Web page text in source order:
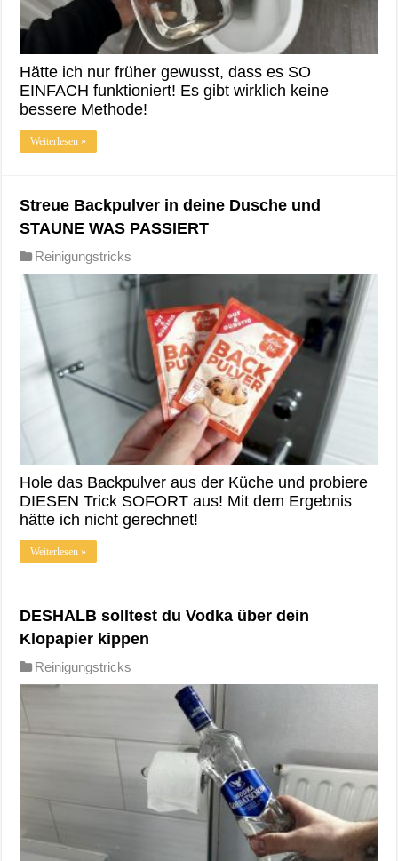
Hätte ich nur früher gewusst, dass es SO
EINFACH funktioniert! Es gibt wirklich keine
bessere Methode!
Weiterlesen »
Streue Backpulver in deine Dusche und
STAUNE WAS PASSIERT
Reinigungstricks
Hole das Backpulver aus der Küche und probiere
DIESEN Trick SOFORT aus! Mit dem Ergebnis
hätte ich nicht gerechnet!
Weiterlesen »
DESHALB solltest du Vodka über dein
Klopapier kippen
Reinigungstricks